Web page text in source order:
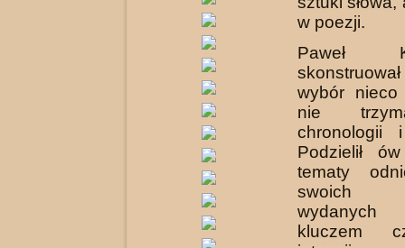
w poezji.
Paweł
wybór nieco
nie
chronologii
Podzielił
tematy
swoich
kluczem